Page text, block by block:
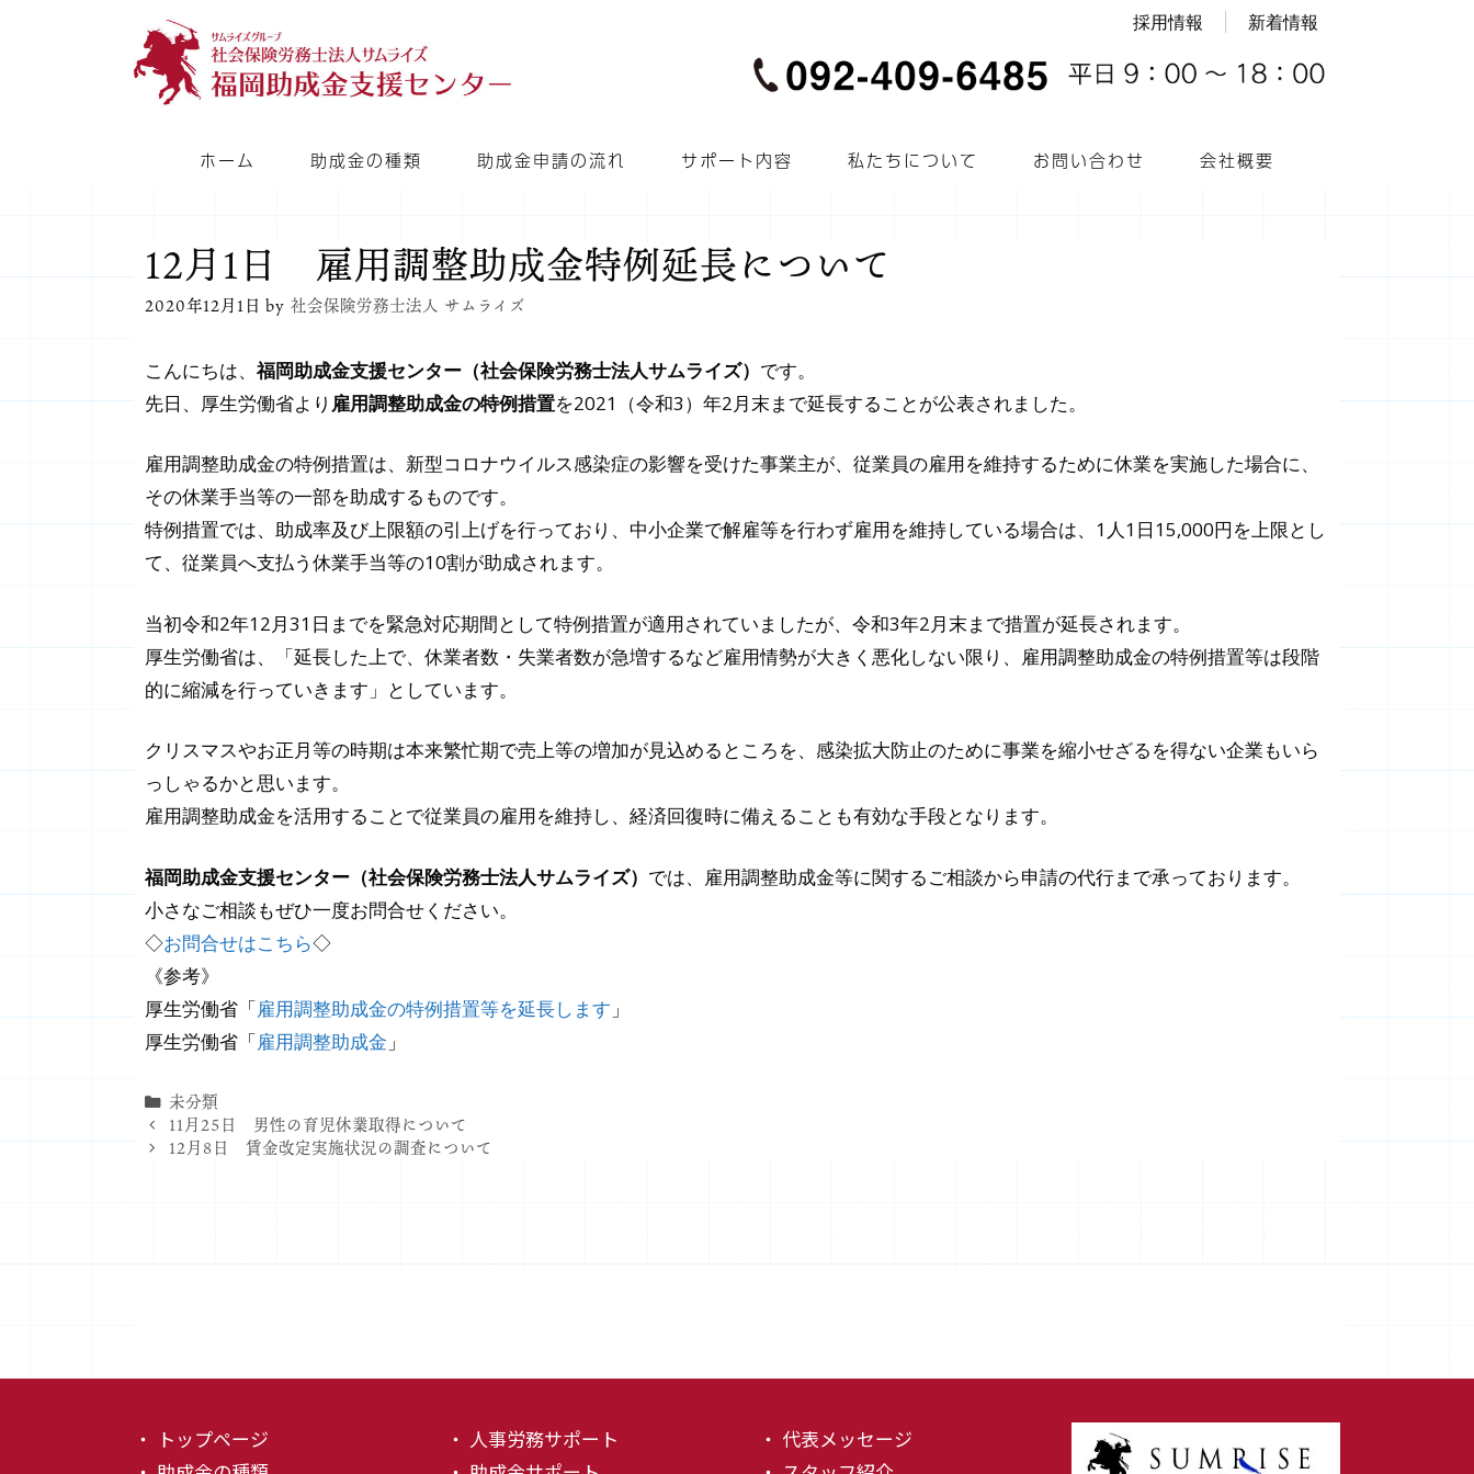
採用情報 新着情報
ホーム 助成金の種類 助成金申請の流れ サポート内容 私たちについて お問い合わせ 会社概要
12月1日 雇用調整助成金特例延長について
2020年12月1日 by 社会保険労務士法人 サムライズ
こんにちは、福岡助成金支援センター（社会保険労務士法人サムライズ） です。
先日、厚生労働省より 雇用調整助成金の特例措置を2021（令和3）年2月末まで延長することが公表されました。
雇用調整助成金の特例措置は、新型コロナウイルス感染症の影響を受けた事業主が、従業員の雇用を維持するために休業を実施した場合に、
その休業手当等の一部を助成するものです。
特例措置では、助成率及び上限額の引上げを行っており、中小企業で解雇等を行わず雇用を維持している場合は、1人1日15,000円を上限とし
て、従業員へ支払う休業手当等の10割が助成されます。
当初令和2年12月31日までを緊急対応期間として特例措置が適用されていましたが、令和3年2月末まで措置が延長されます。
厚生労働省は、「延長した上で、休業者数・失業者数が急増するなど雇用情勢が大きく悪化しない限り、雇用調整助成金の特例措置等は段階
的に縮減を行っていきます」としています。
クリスマスやお正月等の時期は本来繁忙期で売上等の増加が見込めるところを、感染拡大防止のために事業を縮小せざるを得ない企業もいら
っしゃるかと思います。
雇用調整助成金を活用することで従業員の雇用を維持し、経済回復時に備えることも有効な手段となります。
福岡助成金支援センター（社会保険労務士法人サムライズ） では、雇用調整助成金等に関するご相談から申請の代行まで承っております。
小さなご相談もぜひ一度お問合せください。
◇お問合せはこちら◇
《参考》
厚生労働省「雇用調整助成金の特例措置等を延長します 」
厚生労働省「雇用調整助成金 」
カ
テ
ゴ
未分類
11月25日 男性の育児休業取得について
12月8日 賃金改定実施状況の調査について
・ トップページ
・ 人事労務サポート
・ 代表メッセージ